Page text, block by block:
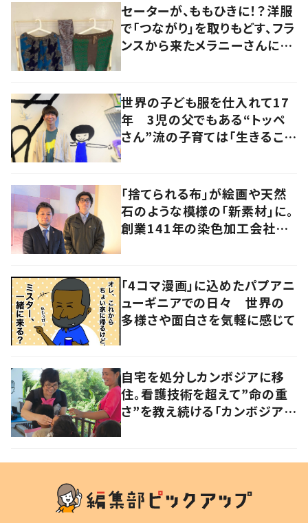
セーターが、ももひきに！？洋服
で「つながり」を取りもどす、フラ
ンスから来たメラニーさんに学
世界の子ども服を仕入れて17
年 3児の父でもある“トッペ
さん”流の子育ては「生きること
「捨てられる布」が絵画や天然
石のような模様の「新素材」に。
創業141年の染色加工会社が
「4コマ漫画」に込めたパプアニ
ューギニアでの日々 世界の
多様さや面白さを気軽に感じて
自宅を処分しカンボジアに移
住。看護技術を超えて”命の重
さ”を教え続ける「カンボジアを